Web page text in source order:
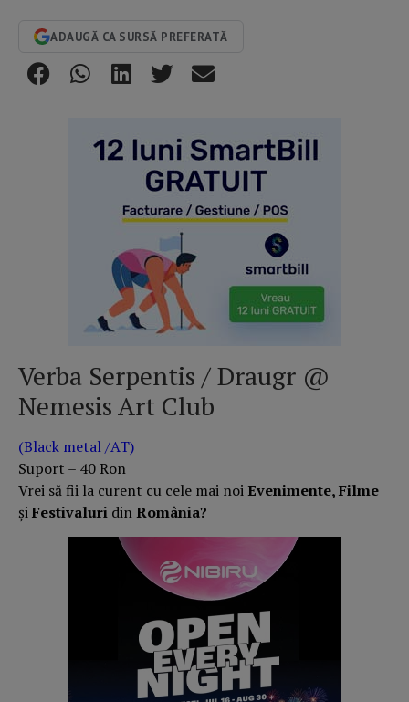
ADAUGĂ CA SURSĂ PREFERATĂ
Verba Serpentis / Draugr @
Nemesis Art Club
(Black metal /AT)
Suport – 40 Ron
Vrei să fii la curent cu cele mai noiEvenimente, Filme
șiFestivaluri dinRomânia?